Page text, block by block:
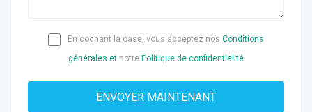
En cochant la case, vous acceptez nos Conditions
générales et notre Politique de confidentialité